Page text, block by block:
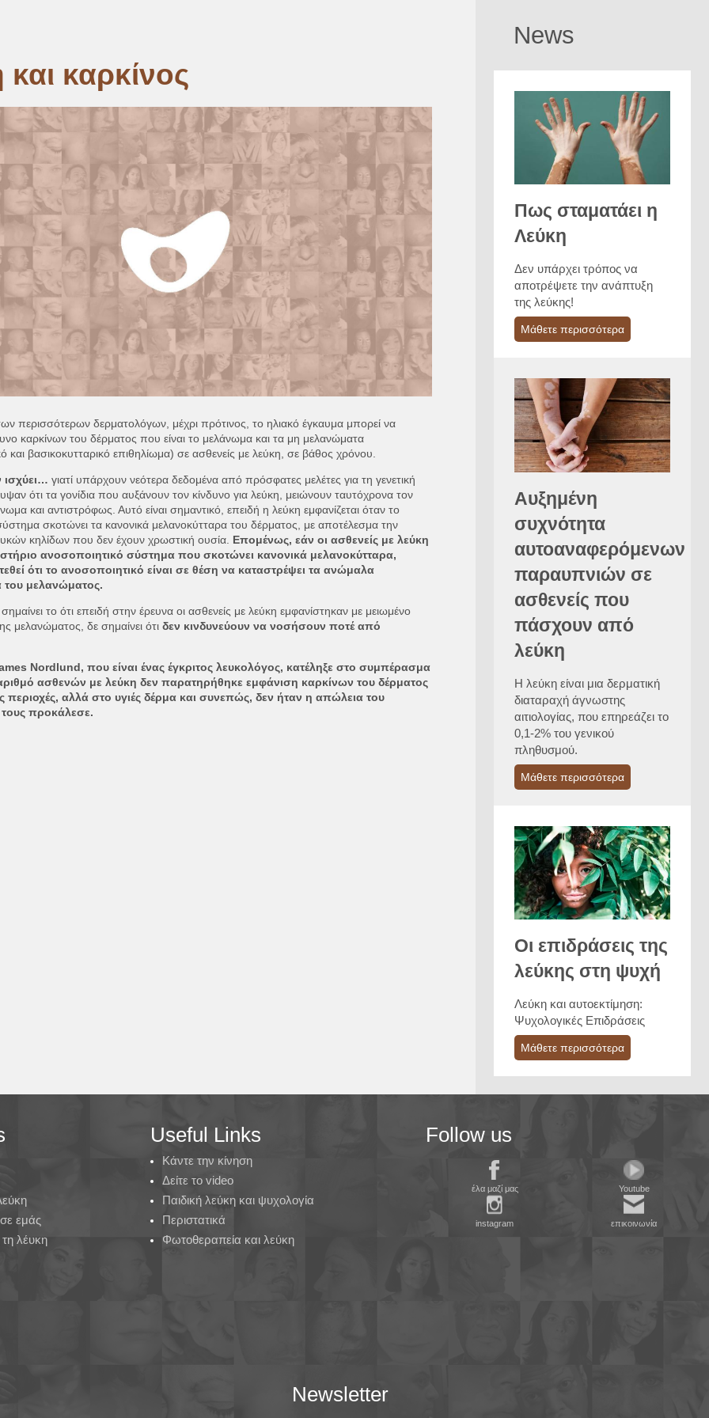
καρκίνος
περισσότερων δερματολόγων, μέχρι πρότινος, το ηλιακό έγκαυμα μπορεί να
καρκίνων του δέρματος που είναι το μελάνωμα και τα μη μελανώματα
και βασικοκυτταρικό επιθηλίωμα) σε ασθενείς με λεύκη, σε βάθος χρόνου.
ισχύει… γιατί υπάρχουν νεότερα δεδομένα από πρόσφατες μελέτες για τη γενετική
ότι τα γονίδια που αυξάνουν τον κίνδυνο για λεύκη, μειώνουν ταυτόχρονα τον
και αντιστρόφως. Αυτό είναι σημαντικό, επειδή η λεύκη εμφανίζεται όταν το
σκοτώνει τα κανονικά μελανοκύτταρα του δέρματος, με αποτέλεσμα την
κηλίδων που δεν έχουν χρωστική ουσία. Επομένως, εάν οι ασθενείς με λεύκη
ανοσοποιητικό σύστημα που σκοτώνει κανονικά μελανοκύτταρα,
ότι το ανοσοποιητικό είναι σε θέση να καταστρέψει τα ανώμαλα
του μελανώματος.
το ότι επειδή στην έρευνα οι ασθενείς με λεύκη εμφανίστηκαν με μειωμένο
μελανώματος, δε σημαίνει ότι δεν κινδυνεύουν να νοσήσουν ποτέ από
Nordlund, που είναι ένας έγκριτος λευκολόγος, κατέληξε στο συμπέρασμα
ασθενών με λεύκη δεν παρατηρήθηκε εμφάνιση καρκίνων του δέρματος
περιοχές, αλλά στο υγιές δέρμα και συνεπώς, δεν ήταν η απώλεια του
προκάλεσε.
News
Πως σταματάει η
Λεύκη
Δεν υπάρχει τρόπος να
αποτρέψετε την ανάπτυξη
της λεύκης!
Μάθετε περισσότερα
Αυξημένη
συχνότητα
αυτοαναφερόμενων
παραυπνιών σε
ασθενείς που
πάσχουν από
λεύκη
Η λεύκη είναι μια δερματική
διαταραχή άγνωστης
αιτιολογίας, που επηρεάζει το
0,1-2% του γενικού
πληθυσμού.
Μάθετε περισσότερα
Οι επιδράσεις της
λεύκης στη ψυχή
Λεύκη και αυτοεκτίμηση:
Ψυχολογικές Επιδράσεις
Μάθετε περισσότερα
σε εμάς
λέυκη
Useful Links
Κάντε την κίνηση
Δείτε το video
Παιδική λεύκη και ψυχολογία
Περιστατικά
Φωτοθεραπεία και λεύκη
Follow us
έλα μαζί μας Youtube
instagram επικοινωνία
Newsletter